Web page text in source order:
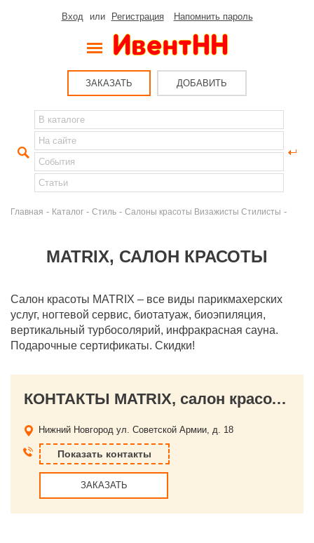
Вход или Регистрация Напомнить пароль
ЗАКАЗАТЬ ДОБАВИТЬ
Главная - Каталог - Стиль - Салоны красоты Визажисты Стилисты -
MATRIX, САЛОН КРАСОТЫ
Салон красоты MATRIX – все виды парикмахерских
услуг, ногтевой сервис, биотатуаж, биоэпиляция,
вертикальный турбосолярий, инфракрасная сауна.
Подарочные сертификаты. Скидки!
КОНТАКТЫ MATRIX, салон красоты
Нижний Новгород ул. Советской Армии, д. 18
Показать контакты
ЗАКАЗАТЬ